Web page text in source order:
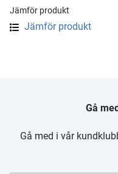
Jämför produkt
Jämför produkt
Gå
Gå med i vår